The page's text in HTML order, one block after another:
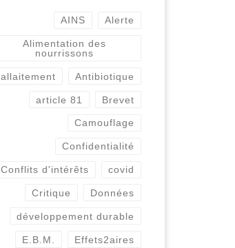
DES NOUVEAUX
MEDICAMENTS :
empêche plus de
clarté et de contrôle
démocratique
étude gênante du KCE.
Relayons les
AINS Alerte
Alimentation des
nourrissons
allaitement Antibiotique
article 81 Brevet
Camouflage
Confidentialité
Conflits d'intérêts covid
Critique Données
développement durable
E.B.M. Effets2aires